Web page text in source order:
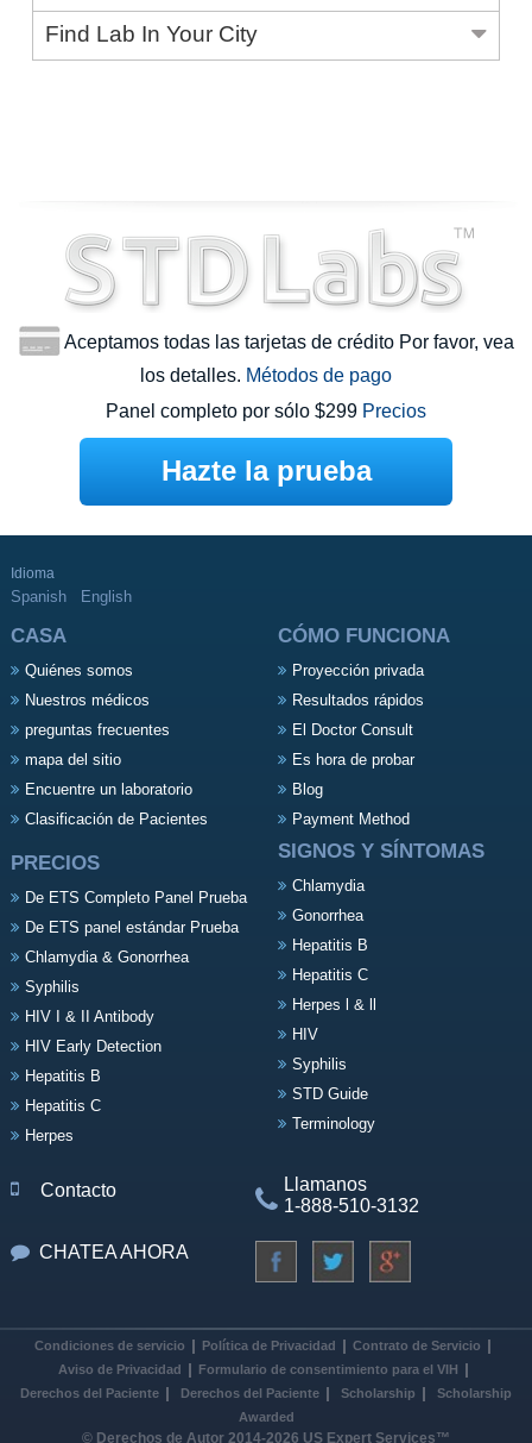
Find Lab In Your City
Aceptamos todas las tarjetas de crédito Por favor, vea
los detalles. Métodos de pago
Panel completo por sólo $299 Precios
Hazte la prueba
Idioma
Spanish English
CASA
Quiénes somos
Nuestros médicos
preguntas frecuentes
mapa del sitio
Encuentre un laboratorio
Clasificación de Pacientes
CÓMO FUNCIONA
Proyección privada
Resultados rápidos
El Doctor Consult
Es hora de probar
Blog
Payment Method
PRECIOS
De ETS Completo Panel Prueba
De ETS panel estándar Prueba
Chlamydia & Gonorrhea
Syphilis
HIV I & II Antibody
HIV Early Detection
Hepatitis B
Hepatitis C
Herpes
SIGNOS Y SÍNTOMAS
Chlamydia
Gonorrhea
Hepatitis B
Hepatitis C
Herpes l & ll
HIV
Syphilis
STD Guide
Terminology
Contacto
Llamanos
1-888-510-3132
CHATEA AHORA
Condiciones de servicio Política de Privacidad
Contrato de Servicio
Aviso de Privacidad
Formulario de consentimiento para el VIH
Derechos del Paciente
Derechos del Paciente Scholarship
Scholarship
Awarded
© Derechos de Autor 2014-2026 US Expert Services™